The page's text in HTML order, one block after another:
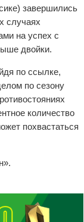
завершились
случаях
на успех с
двойки.
по ссылке,
по сезону
количество
похвастаться